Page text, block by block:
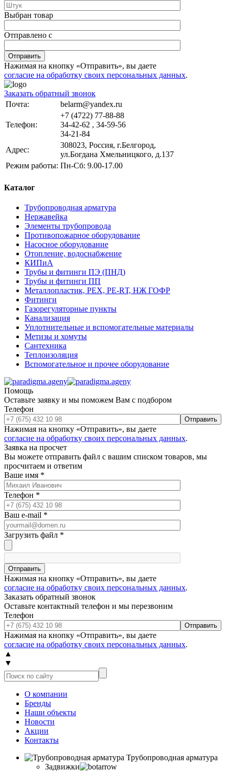
Выбран товар
Отправлено с
Отправить
Нажимая на кнопку «Отправить», вы даете
согласие на обработку своих персональных данных.
Заказать обратный звонок
Почта:
belarm@yandex.ru
Телефон:
+7 (4722) 77-88-88
34-42-62 , 34-59-56
34-21-84
Адрес:
308023, Россия, г.Белгород,
ул.Богдана Хмельницкого, д.137
Режим работы: Пн-Сб: 9.00-17.00
Каталог
Трубопроводная арматура
Нержавейка
Элементы трубопровода
Противопожарное оборудование
Насосное оборудование
Отопление, водоснабжение
КИПиА
Трубы и фитинги ПЭ (ПНД)
Трубы и фитинги ПП
Металлопластик, РЕХ, РЕ-RТ, НЖ ГОФР
Фитинги
Газорегуляторные пункты
Канализация
Уплотнительные и вспомогательные материалы
Метизы и хомуты
Сантехника
Теплоизоляция
Вспомогательное и прочее оборудование
Помощь
Оставьте заявку и мы поможем Вам с подбором
Телефон
Отправить
Нажимая на кнопку «Отправить», вы даете
согласие на обработку своих персональных данных.
Заявка на просчет
Вы можете отправить файл с вашим списком товаров, мы
просчитаем и ответим
Ваше имя *
Телефон *
Ваш e-mail *
Загрузить файл *
Отправить
Нажимая на кнопку «Отправить», вы даете
согласие на обработку своих персональных данных.
Заказать обратный звонок
Оставьте контактный телефон и мы перезвоним
Телефон
Отправить
Нажимая на кнопку «Отправить», вы даете
согласие на обработку своих персональных данных.
▲
▼
О компании
Бренды
Наши объекты
Новости
Акции
Контакты
Трубопроводная арматура
Задвижки